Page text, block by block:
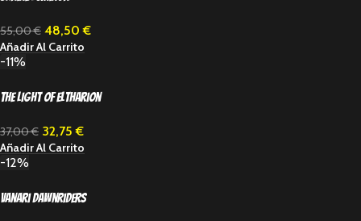
55,00€ 48,50€
Añadir Al Carrito
-11%
The Light of Eltharion
37,00€ 32,75€
Añadir Al Carrito
-12%
Vanari Dawnriders